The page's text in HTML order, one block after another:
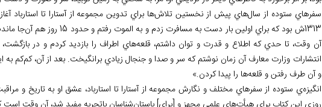
سفرهاي ستوده از سالهاي پيش از نخستين تلاشها براي تدوين مجموعه از آستارا تا استارباد
1313ش بود كه براي اولين بار دست به مسافرت زدم و به الموت رفتم و حدود 15 روز هم آن
جا
آن وقت، تا حدي كه اطلاع و قدرت و توان داشتم، قلعههاي اطراف را بازديد كردم و در بازگشت،
انتشارات وزارت معارف آن زمان نوشتم كه سر و صدا و جنجال زيادي برانگيخت. بعد از آن، كمكم به
و آن طرف رفتن و قلعهها را پيدا كردن.»
انگيزهي ستوده از سفرهاي مختلف و نگارش مجموعه از آستارا تا استارباد، عشق او به تاريخ و